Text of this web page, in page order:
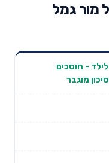
מור גמל
שנתית 5
לילד - חוסכים
מוגבר